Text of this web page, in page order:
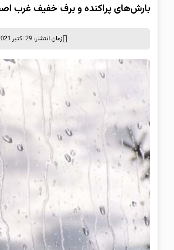
بارش‌های پراکنده و برف خفیف غرب
زمان انتشار: 29 اکتبر 2021 ساعت 1:06